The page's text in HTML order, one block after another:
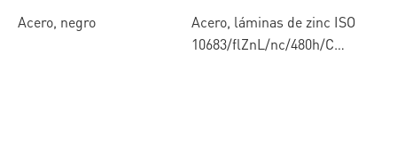
Acero, negro
Acero, láminas de zinc ISO
10683/flZnL/nc/480h/C